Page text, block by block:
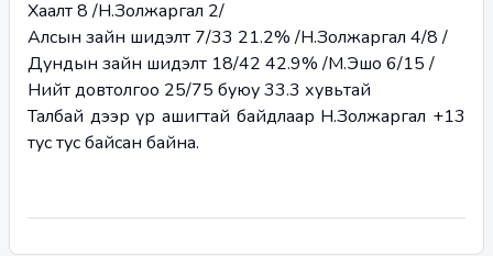
Хаалт 8 /Н.Золжаргал 2/
Алсын зайн шидэлт 7/33 21.2% /Н.Золжаргал 4/8 /
Дундын зайн шидэлт 18/42 42.9% /М.Эшо 6/15 /
Нийт довтолгоо 25/75 буюу 33.3 хувьтай
Талбай дээр үр ашигтай байдлаар Н.Золжаргал +13
тус тус байсан байна.